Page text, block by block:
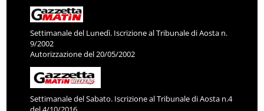
Settimanale del Lunedì. Iscrizione al Tribunale di Aosta n.
9/2002
Autorizzazione del 20/05/2002
Settimanale del Sabato. Iscrizione al Tribunale di Aosta n.4